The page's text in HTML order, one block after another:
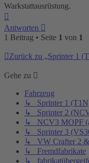
Warkstattausrüstung.
oben
Antworten
1 Beitrag • Seite 1 von 1
Zurück zu „Sprinter 1
Gehe zu
Fahrzeug
↳ Sprinter 1
↳ Sprinter 2
↳ NCV3 MOPF
↳ Sprinter 3
↳ VW Crafter 2
↳ Fremdfabrikate
↳